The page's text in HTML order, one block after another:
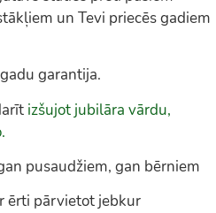
un Tevi priecēs gadiem
garantija.
izšujot jubilāra vārdu,
pusaudžiem, gan bērniem
ērti pārvietot jebkur